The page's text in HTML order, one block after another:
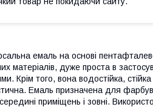
емаль на основі
матеріалів, дуже проста в
Крім того, вона водостійка,
Емаль призначена для
приміщень і зовні.